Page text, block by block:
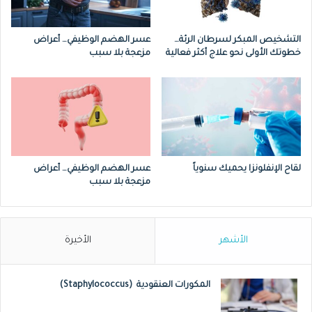
بقع حمراء على الجلد مغطاة بقشور فضية
اللون وسميكة
جفاف الجلد الشديد يصل إلى حد المعاناة من
النزيف
حكّة أو حرقة أو ألم في المنطقة المصابة
زيادة سمك الأظافر أو تقوسها أو تعرّضها
السبب الاكثر وضوحا هو الوراثة حيث أن اكثر
المرضى لديهم جين واحد او ربما أكثر يؤثر على
التشخيص المبكر لسرطان الرئة…
خطوتك الأولى نحو علاج أكثر فعالية
عسر الهضم الوظيفي… أعراض
مزعجة بلا سبب
لقاح الإنفلونزا يحميك سنوياً
عسر الهضم الوظيفي… أعراض
مزعجة بلا سبب
الأشهر الأخيرة
المكورات العنقودية (Staphylococcus)